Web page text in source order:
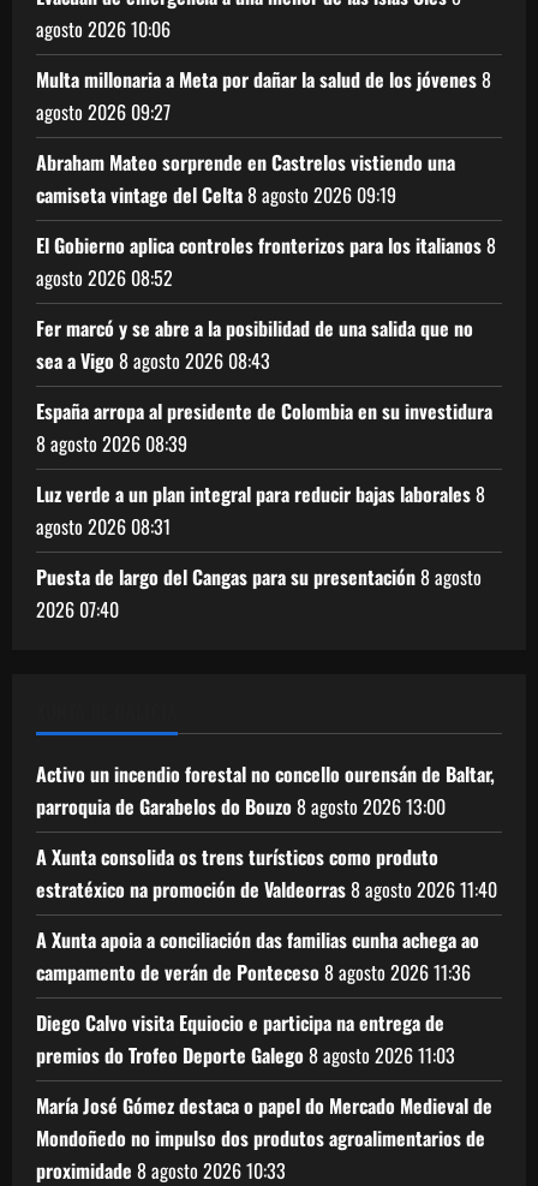
agosto 202610:06
Multa millonaria a Meta por dañar la salud de los jóvenes8
agosto 2026 09:27
Abraham Mateo sorprende en Castrelos vistiendo una
camiseta vintage del Celta8 agosto 2026 09:19
El Gobierno aplica controles fronterizos para los italianos8
agosto 2026 08:52
Fer marcó y se abre a la posibilidad de una salida que no
sea a Vigo8 agosto 2026 08:43
España arropa al presidente de Colombia en su investidura
8 agosto 2026 08:39
Luz verde a un plan integral para reducir bajas laborales8
agosto 2026 08:31
Puesta de largo del Cangas para su presentación8 agosto
2026 07:40
Activo un incendio forestal no concello ourensán de Baltar,
parroquia de Garabelos do Bouzo8 agosto 202613:00
A Xunta consolida os trens turísticos como produto
estratéxico na promoción de Valdeorras8 agosto 202611:40
A Xunta apoia a conciliación das familias cunha achega ao
campamento de verán de Ponteceso8 agosto 202611:36
Diego Calvo visita Equiocio e participa na entrega de
premios do Trofeo Deporte Galego8 agosto 202611:03
María José Gómez destaca o papel do Mercado Medieval de
Mondoñedo no impulso dos produtos agroalimentarios de
proximidade 8 agosto 202610:33